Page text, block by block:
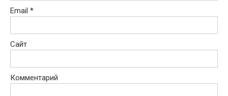
Email *
Сайт
Комментарий